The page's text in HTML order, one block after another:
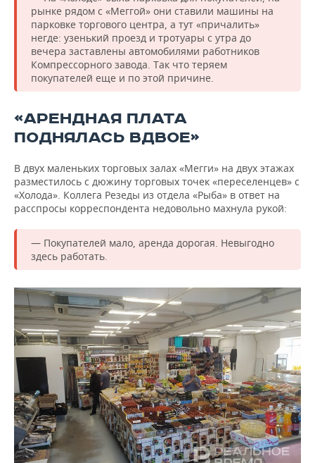
рынке рядом с «Меггой» они ставили машины на
парковке торгового центра, а тут «причалить»
негде: узенький проезд и тротуары с утра до
вечера заставлены автомобилями работников
Компрессорного завода. Так что теряем
покупателей еще и по этой причине.
«АРЕНДНАЯ ПЛАТА
ПОДНЯЛАСЬ ВДВОЕ»
В двух маленьких торговых залах «Мегги» на двух этажах
разместилось с дюжину торговых точек «переселенцев» с
«Холода». Коллега Резеды из отдела «Рыба» в ответ на
расспросы корреспондента недовольно махнула рукой:
— Покупателей мало, аренда дорогая. Невыгодно
здесь работать.